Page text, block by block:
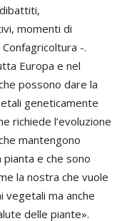
momenti di
-.
Europa e nel
possono dare la
geneticamente
richiede l’evoluzione
mantengono
pianta e che sono
la nostra che vuole
vegetali ma anche
delle piante».